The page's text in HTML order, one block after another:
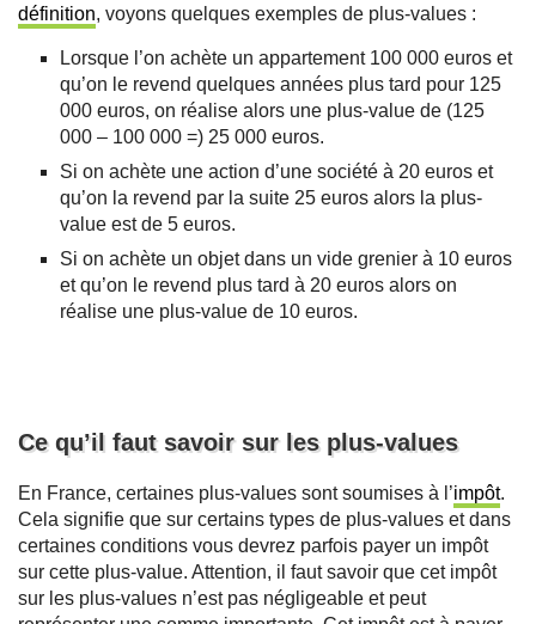
définition, voyons quelques exemples de plus-values :
Lorsque l’on achète un appartement 100 000 euros et
qu’on le revend quelques années plus tard pour 125
000 euros, on réalise alors une plus-value de (125
000 – 100 000 =) 25 000 euros.
Si on achète une action d’une société à 20 euros et
qu’on la revend par la suite 25 euros alors la plus-
value est de 5 euros.
Si on achète un objet dans un vide grenier à 10 euros
et qu’on le revend plus tard à 20 euros alors on
réalise une plus-value de 10 euros.
Ce qu’il faut savoir sur les plus-values
En France, certaines plus-values sont soumises à l’impôt.
Cela signifie que sur certains types de plus-values et dans
certaines conditions vous devrez parfois payer un impôt
sur cette plus-value. Attention, il faut savoir que cet impôt
sur les plus-values n’est pas négligeable et peut